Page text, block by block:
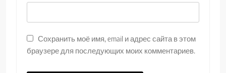
Сохранить моё имя, email и адрес сайта в этом
браузере для последующих моих комментариев.